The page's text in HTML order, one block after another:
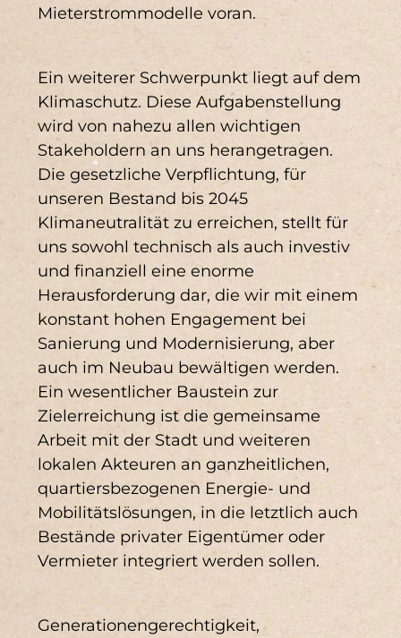
Mieterstrommodelle voran.
Ein weiterer Schwerpunkt liegt auf dem
Klimaschutz. Diese Aufgabenstellung
wird von nahezu allen wichtigen
Stakeholdern an uns herangetragen.
Die gesetzliche Verpflichtung, für
unseren Bestand bis 2045
Klimaneutralität zu erreichen, stellt für
uns sowohl technisch als auch investiv
und finanziell eine enorme
Herausforderung dar, die wir mit einem
konstant hohen Engagement bei
Sanierung und Modernisierung, aber
auch im Neubau bewältigen werden.
Ein wesentlicher Baustein zur
Zielerreichung ist die gemeinsame
Arbeit mit der Stadt und weiteren
lokalen Akteuren an ganzheitlichen,
quartiersbezogenen Energie- und
Mobilitätslösungen, in die letztlich auch
Bestände privater Eigentümer oder
Vermieter integriert werden sollen.
Generationengerechtigkeit,